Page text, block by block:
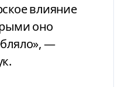
влияние
оно
—